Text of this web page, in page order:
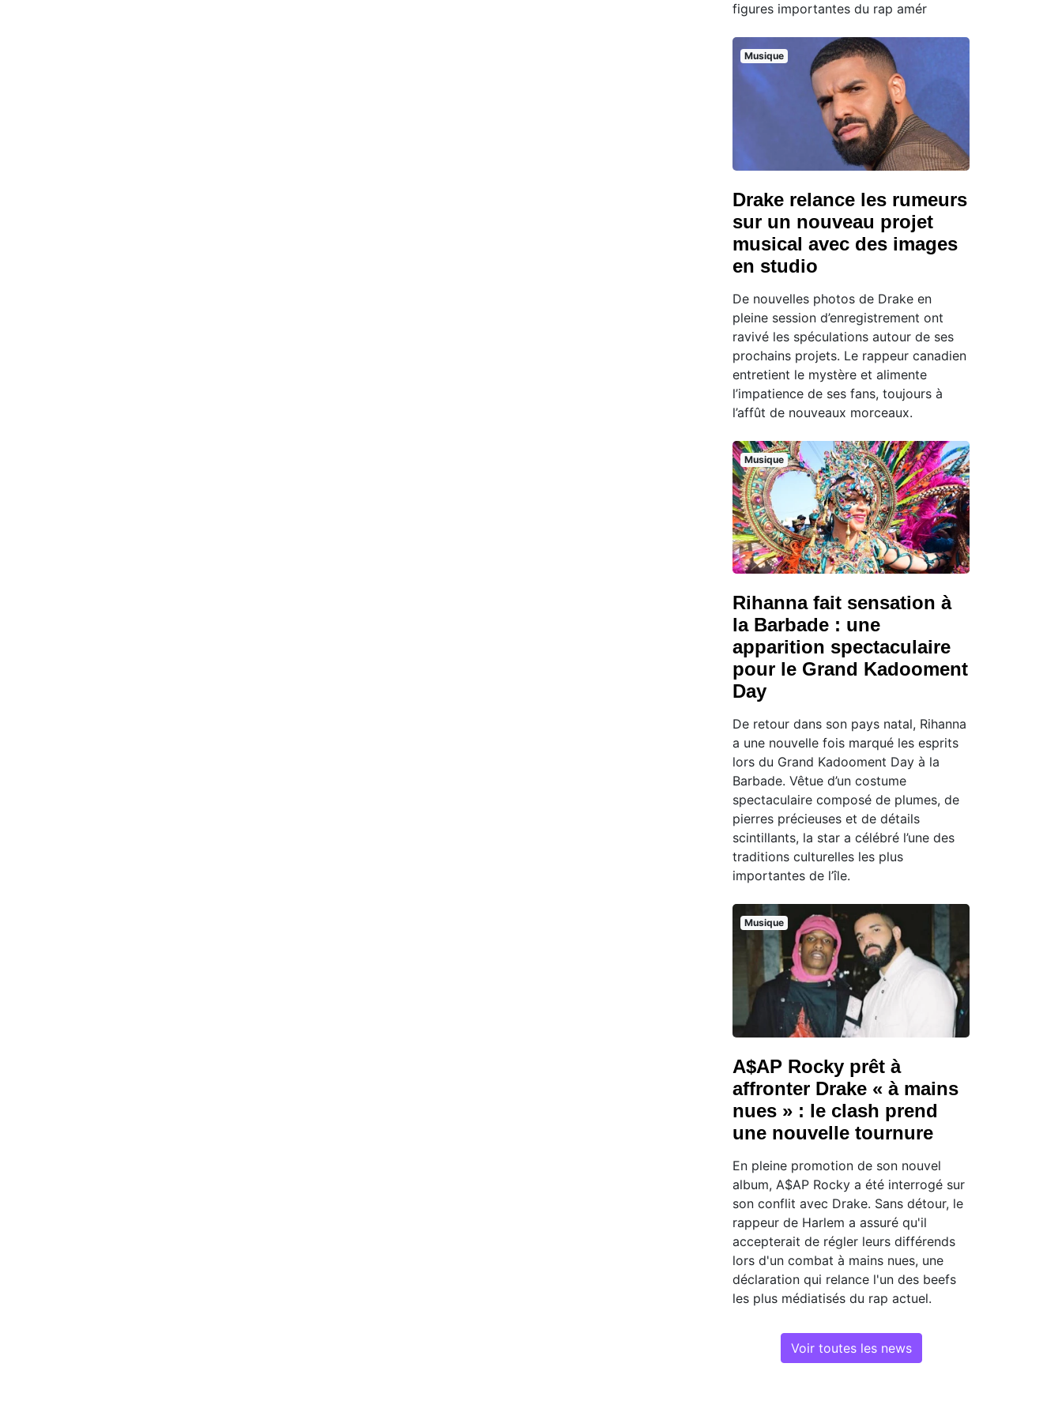
figures importantes du rap amér
Musique
Drake relance les rumeurs
sur un nouveau projet
musical avec des images
en studio
De nouvelles photos de Drake en
pleine session d’enregistrement ont
ravivé les spéculations autour de ses
prochains projets. Le rappeur canadien
entretient le mystère et alimente
l’impatience de ses fans, toujours à
l’affût de nouveaux morceaux.
Musique
Rihanna fait sensation à
la Barbade : une
apparition spectaculaire
pour le Grand Kadooment
Day
De retour dans son pays natal, Rihanna
a une nouvelle fois marqué les esprits
lors du Grand Kadooment Day à la
Barbade. Vêtue d’un costume
spectaculaire composé de plumes, de
pierres précieuses et de détails
scintillants, la star a célébré l’une des
traditions culturelles les plus
importantes de l’île.
Musique
A$AP Rocky prêt à
affronter Drake « à mains
nues » : le clash prend
une nouvelle tournure
En pleine promotion de son nouvel
album, A$AP Rocky a été interrogé sur
son conflit avec Drake. Sans détour, le
rappeur de Harlem a assuré qu'il
accepterait de régler leurs différends
lors d'un combat à mains nues, une
déclaration qui relance l'un des beefs
les plus médiatisés du rap actuel.
Voir toutes les news